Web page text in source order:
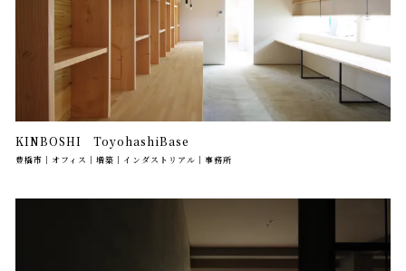
KINBOSHI ToyohashiBase
豊橋市｜オフィス｜増築｜インダストリアル｜事務所